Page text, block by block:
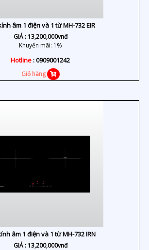
âm 1 điện và 1 từ MH-732 EIR
GIÁ :13,200,000vnđ
Khuyến mãi: 1%
Hotline: 0909001242
Giỏ hàng
âm 1 điện và 1 từ MH-732 IRN
GIÁ :13,200,000vnđ